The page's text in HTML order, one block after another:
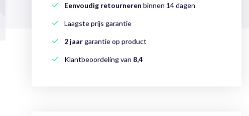
Eenvoudig retourneren binnen 14 dagen
Laagste prijs garantie
2 jaargarantie op product
Klantbeoordeling van 8,4